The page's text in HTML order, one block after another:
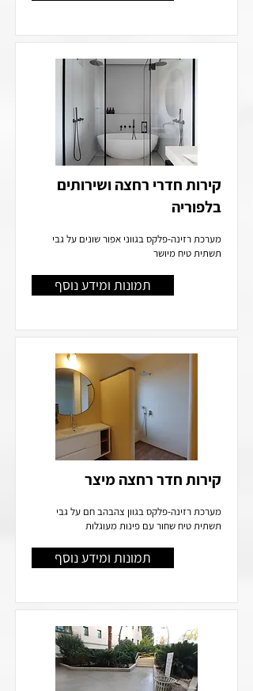
קירות חדרי רחצה ושירותים
בלפוריה
מערכת רזינה-פלקס בגווני אפור שונים על גבי
תשתית טיח מיושר
תמונות ומידע נוסף
קירות חדר רחצה מיצר
מערכת רזינה-פלקס בגוון צהבהב חם על גבי
תשתית טיח שחור עם פינות מעוגלות
תמונות ומידע נוסף